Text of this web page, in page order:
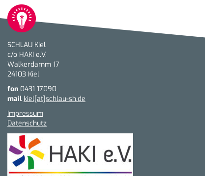
SCHLAU Kiel
c/o HAKI e.V.
Walkerdamm 17
24103 Kiel
fon 0431 17090
mail kiel[at]schlau-sh.de
Impressum
Datenschutz